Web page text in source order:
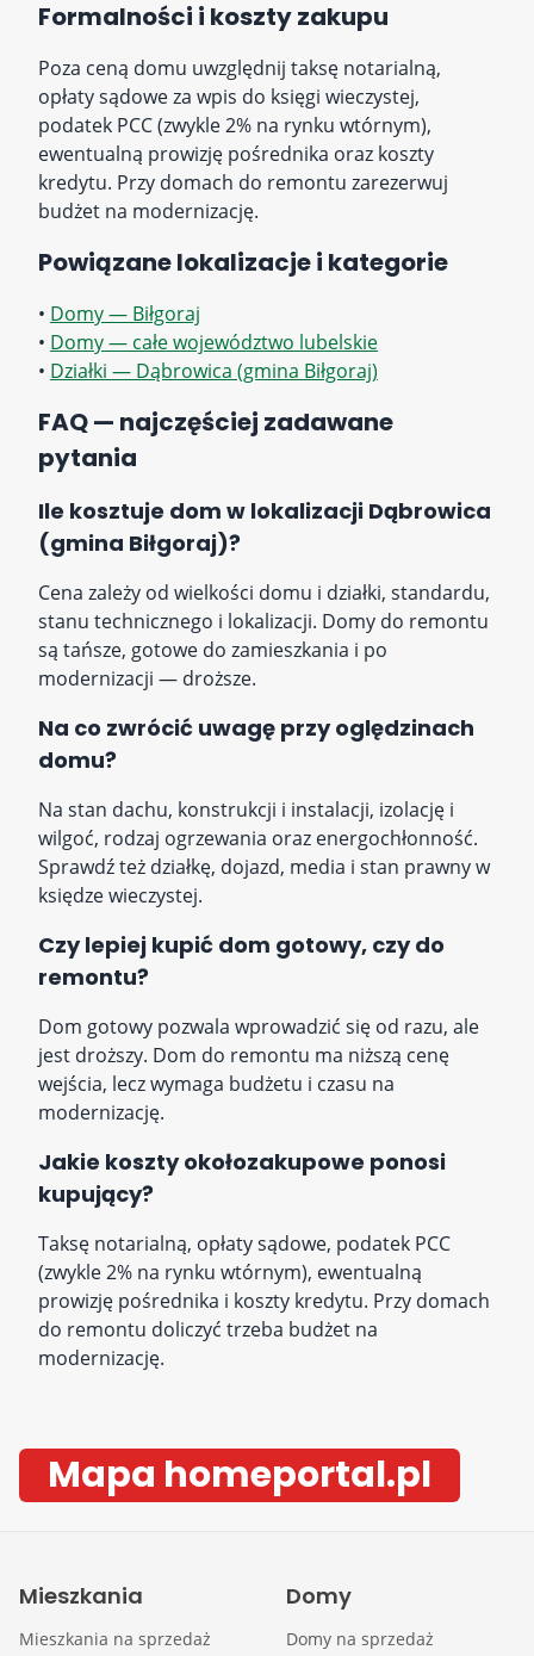
Formalności i koszty zakupu
Poza ceną domu uwzględnij taksę notarialną,
opłaty sądowe za wpis do księgi wieczystej,
podatek PCC (zwykle 2% na rynku wtórnym),
ewentualną prowizję pośrednika oraz koszty
kredytu. Przy domach do remontu zarezerwuj
budżet na modernizację.
Powiązane lokalizacje i kategorie
• Domy — Biłgoraj
• Domy — całe województwo lubelskie
• Działki — Dąbrowica (gmina Biłgoraj)
FAQ — najczęściej zadawane
pytania
Ile kosztuje dom w lokalizacji Dąbrowica
(gmina Biłgoraj)?
Cena zależy od wielkości domu i działki, standardu,
stanu technicznego i lokalizacji. Domy do remontu
są tańsze, gotowe do zamieszkania i po
modernizacji — droższe.
Na co zwrócić uwagę przy oględzinach
domu?
Na stan dachu, konstrukcji i instalacji, izolację i
wilgoć, rodzaj ogrzewania oraz energochłonność.
Sprawdź też działkę, dojazd, media i stan prawny w
księdze wieczystej.
Czy lepiej kupić dom gotowy, czy do
remontu?
Dom gotowy pozwala wprowadzić się od razu, ale
jest droższy. Dom do remontu ma niższą cenę
wejścia, lecz wymaga budżetu i czasu na
modernizację.
Jakie koszty okołozakupowe ponosi
kupujący?
Taksę notarialną, opłaty sądowe, podatek PCC
(zwykle 2% na rynku wtórnym), ewentualną
prowizję pośrednika i koszty kredytu. Przy domach
do remontu doliczyć trzeba budżet na
modernizację.
Mapa homeportal.pl
Mieszkania
Mieszkania na sprzedaż
Domy
Domy na sprzedaż